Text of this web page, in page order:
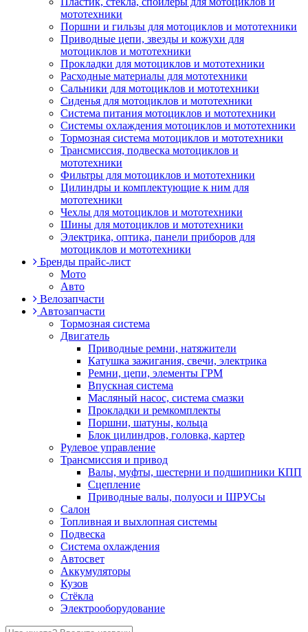
мототехники
Поршни и гильзы для мотоциклов и мототехники
Приводные цепи, звезды и кожухи для
мотоциклов и мототехники
Прокладки для мотоциклов и мототехники
Расходные материалы для мототехники
Сальники для мотоциклов и мототехники
Сиденья для мотоциклов и мототехники
Система питания мотоциклов и мототехники
Системы охлаждения мотоциклов и мототехники
Тормозная система мотоциклов и мототехники
Трансмиссия, подвеска мотоциклов и
мототехники
Фильтры для мотоциклов и мототехники
Цилиндры и комплектующие к ним для
мототехники
Чехлы для мотоциклов и мототехники
Шины для мотоциклов и мототехники
Электрика, оптика, панели приборов для
мотоциклов и мототехники
Бренды прайс-лист
Мото
Авто
Велозапчасти
Автозапчасти
Тормозная система
Двигатель
Приводные ремни, натяжители
Катушка зажигания, свечи, электрика
Ремни, цепи, элементы ГРМ
Впускная система
Масляный насос, система смазки
Прокладки и ремкомплекты
Поршни, шатуны, кольца
Блок цилиндров, головка, картер
Рулевое управление
Трансмиссия и привод
Валы, муфты, шестерни и подшипники КПП
Сцепление
Приводные валы, полуоси и ШРУСы
Салон
Топливная и выхлопная системы
Подвеска
Система охлаждения
Автосвет
Аккумуляторы
Кузов
Стёкла
Электрооборудование